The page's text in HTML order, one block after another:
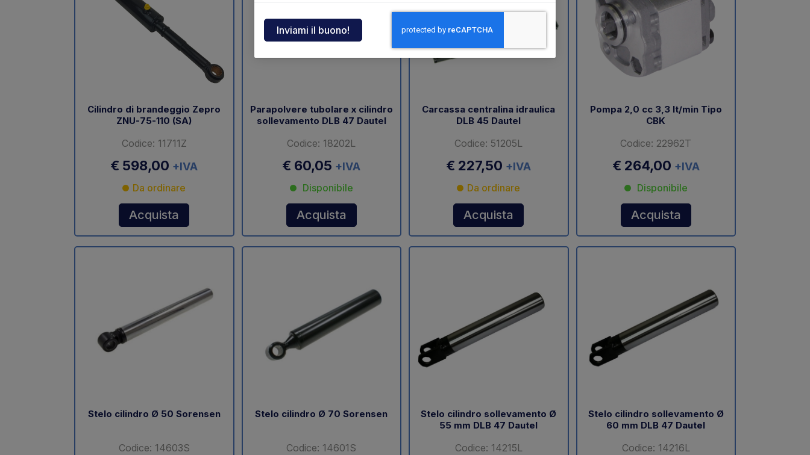
Centraline
Elefantcar
Palfinger
Cilindro di brandeggio Zepro
ZNU-75-110 (SA)
Codice: 11711Z
€ 598,00 +IVA
Da ordinare
Acquista
Parapolvere tubolare x cilindro
sollevamento DLB 47 Dautel
Codice: 18202L
€ 60,05 +IVA
Disponibile
Acquista
Carcassa centralina idraulica
DLB 45 Dautel
Codice: 51205L
€ 227,50 +IVA
Da ordinare
Acquista
Pompa 2,0 cc 3,3 lt/min Tipo
CBK
Codice: 22962T
€ 264,00 +IVA
Disponibile
Acquista
Stelo cilindro Ø 50 Sorensen
Codice: 14603S
Stelo cilindro Ø 70 Sorensen
Codice: 14601S
Stelo cilindro sollevamento Ø
55 mm DLB 47 Dautel
Codice: 14215L
Stelo cilindro sollevamento Ø
60 mm DLB 47 Dautel
Codice: 14216L